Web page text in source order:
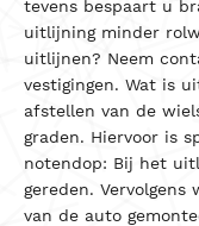
tevens bespaart u
uitlijning minder
uitlijnen? Neem
vestigingen. Wat is
afstellen van de
graden. Hiervoor is
notendop: Bij het
gereden.
van de auto